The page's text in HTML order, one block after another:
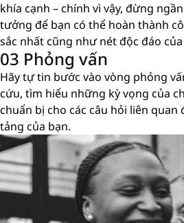
khía cạnh – chính vì vậy, đừng
tưởng để bạn có thể hoàn thành
sắc nhất cũng như nét độc đáo
03 Phỏng vấn
Hãy tự tin bước vào vòng phỏng
cứu, tìm hiểu những kỳ vọng của
chuẩn bị cho các câu hỏi liên quan
tảng của bạn.